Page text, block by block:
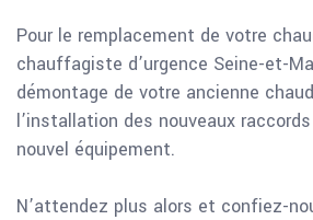
Pour le remplacement de votre
chauffagiste d’urgence Seine-et-
démontage de votre ancienne
l’installation des nouveaux
nouvel équipement.
N’attendez plus alors et confiez-